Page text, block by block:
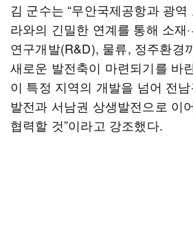
김 군수는 “무안국제공항과 광
라와의 긴밀한 연계를 통해 소재
연구개발(R&D), 물류, 정주환경
새로운 발전축이 마련되기를 바
이 특정 지역의 개발을 넘어 전
발전과 서남권 상생발전으로 이
협력할 것”이라고 강조했다.